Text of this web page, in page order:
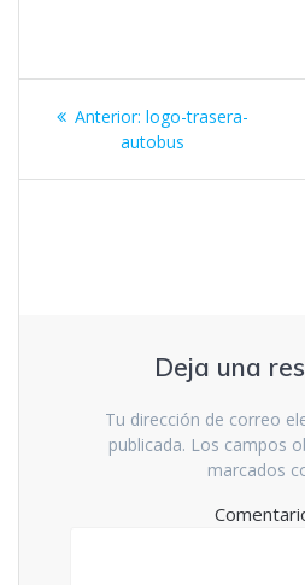
Navegación
Anterior: Entrada
anterior:
logo-trasera-
autobus
Deja una
Tu dirección de correo
publicada. Los campos
marcados